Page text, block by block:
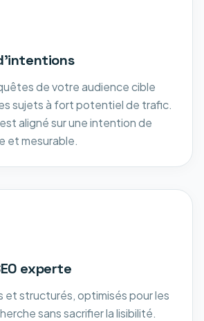
de votre audience cible
sujets à fort potentiel de trafic.
aligné sur une intention de
et mesurable.
experte
et structurés, optimisés pour les
sans sacrifier la lisibilité.